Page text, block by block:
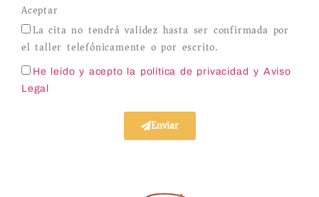
Aceptar
La cita no tendrá validez hasta ser confirmada por
el taller telefónicamente o por escrito.
He leído y acepto la política de privacidad
y Aviso
Legal
Enviar